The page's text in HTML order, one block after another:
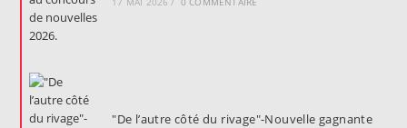
"De l’autre côté du rivage"-Nouvelle gagnante